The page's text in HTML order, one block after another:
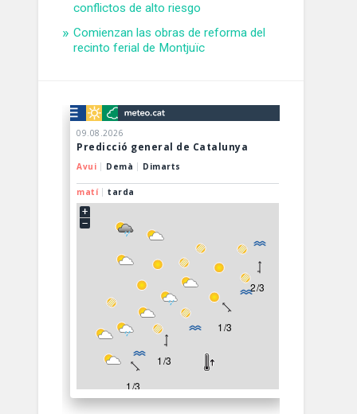
conflictos de alto riesgo
Comienzan las obras de reforma del
recinto ferial de Montjuïc